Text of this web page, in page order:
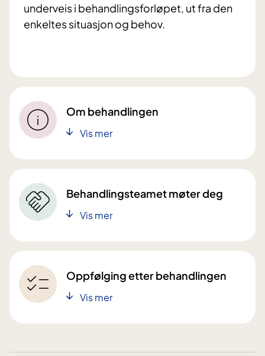
underveis i behandlingsforløpet, ut fra den
enkeltes situasjon og behov.
Om behandlingen
Vis mer
Behandlingsteamet møter deg
Vis mer
Oppfølging etter behandlingen
Vis mer